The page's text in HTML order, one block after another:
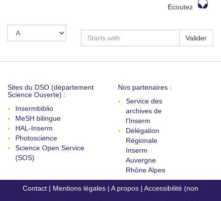
Ecoutez
Valider
Sites du DSO (département
Science Ouverte) :
Insermbiblio
MeSH bilingue
HAL-Inserm
Photoscience
Science Open Service
(SOS)
Nos partenaires :
Service des
archives de
l'Inserm
Délégation
Régionale
Inserm
Auvergne
Rhône Alpes
Contact | Mentions légales | A propos | Accessibilité (non